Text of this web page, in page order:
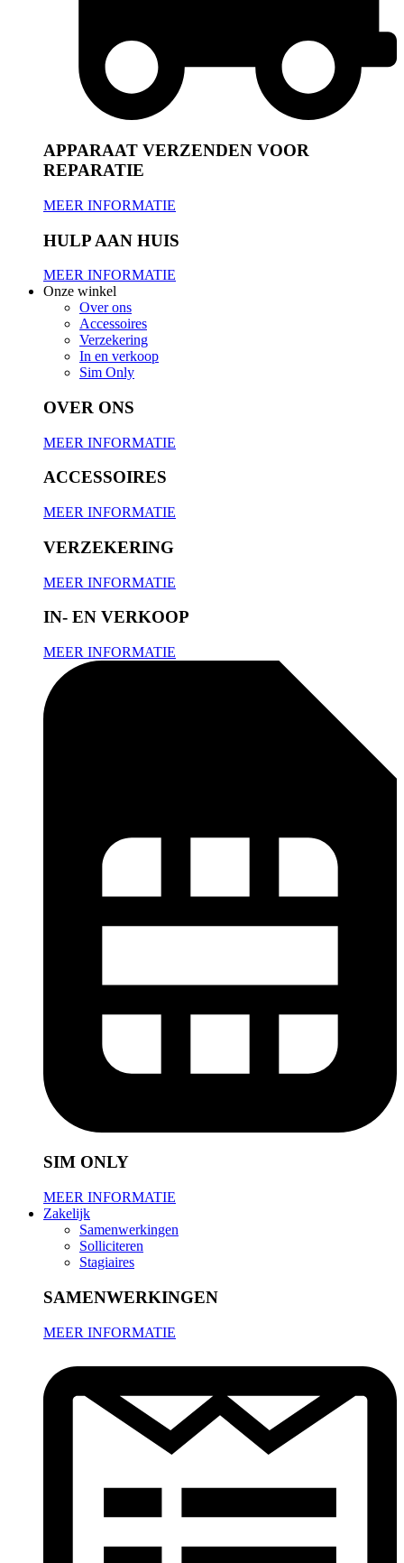
APPARAAT VERZENDEN VOOR
REPARATIE
MEER INFORMATIE
HULP AAN HUIS
MEER INFORMATIE
Onze winkel
Over ons
Accessoires
Verzekering
In en verkoop
Sim Only
OVER ONS
MEER INFORMATIE
ACCESSOIRES
MEER INFORMATIE
VERZEKERING
MEER INFORMATIE
IN- EN VERKOOP
MEER INFORMATIE
SIM ONLY
MEER INFORMATIE
Zakelijk
Samenwerkingen
Solliciteren
Stagiaires
SAMENWERKINGEN
MEER INFORMATIE